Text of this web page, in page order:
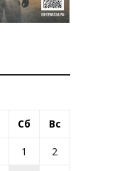
Сб Вс
1
2